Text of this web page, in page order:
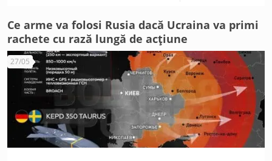
Ce arme va folosi Rusia dacă Ucraina va primi
rachete cu rază lungă de acțiune
27/05